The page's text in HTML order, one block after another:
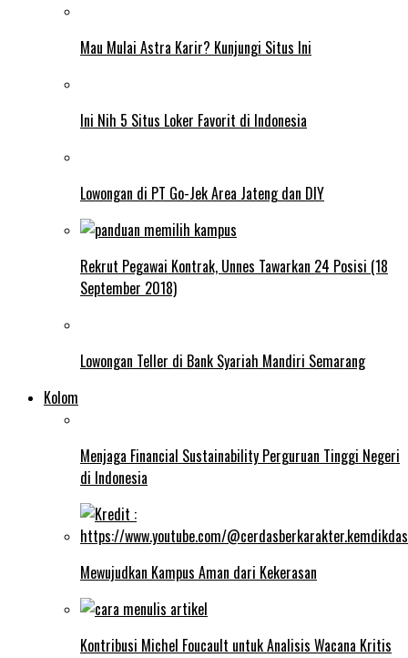
Mau Mulai Astra Karir? Kunjungi Situs Ini
Ini Nih 5 Situs Loker Favorit di Indonesia
Lowongan di PT Go-Jek Area Jateng dan DIY
Rekrut Pegawai Kontrak, Unnes Tawarkan 24 Posisi (18
September 2018)
Lowongan Teller di Bank Syariah Mandiri Semarang
Kolom
Menjaga Financial Sustainability Perguruan Tinggi Negeri
di Indonesia
Mewujudkan Kampus Aman dari Kekerasan
Kontribusi Michel Foucault untuk Analisis Wacana Kritis